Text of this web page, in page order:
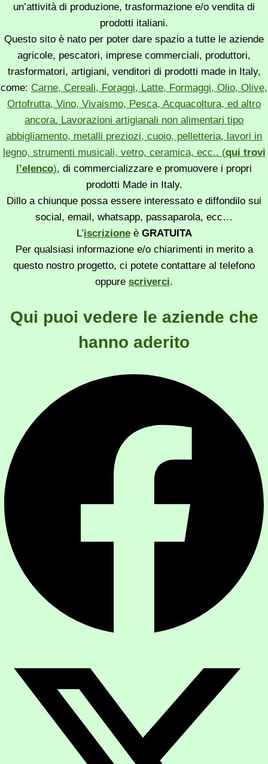
un’attività di produzione, trasformazione e/o vendita di
prodotti italiani.
Questo sito è nato per poter dare spazio a tutte le aziende
agricole, pescatori, imprese commerciali, produttori,
trasformatori, artigiani, venditori di prodotti made in Italy,
come: Carne, Cereali, Foraggi, Latte, Formaggi, Olio, Olive,
Ortofrutta, Vino, Vivaismo, Pesca, Acquacoltura, ed altro
ancora. Lavorazioni artigianali non alimentari tipo
abbigliamento, metalli preziozi, cuoio, pelletteria, lavori in
legno, strumenti musicali, vetro, ceramica, ecc.. (qui trovi
l’elenco), di commercializzare e promuovere i propri
prodotti Made in Italy.
Dillo a chiunque possa essere interessato e diffondilo sui
social, email, whatsapp, passaparola, ecc…
L’iscrizioneè GRATUITA
Per qualsiasi informazione e/o chiarimenti in merito a
questo nostro progetto, ci potete contattare al telefono
oppure scriverci.
Qui puoi vedere le aziende che
hanno aderito